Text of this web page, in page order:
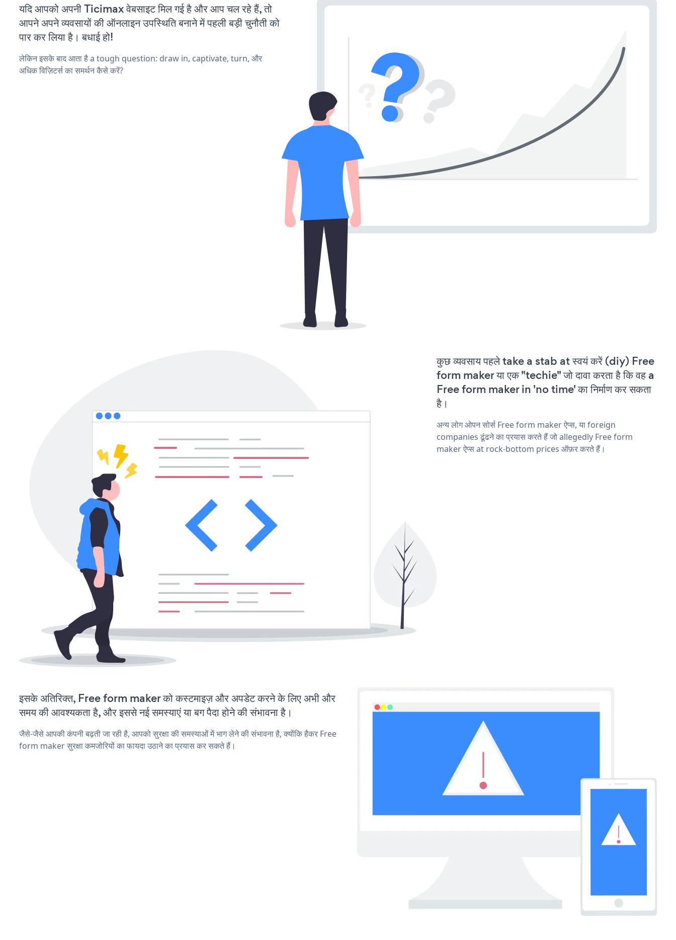
यदि आपको अपनी Ticimax वेबसाइट मिल गई है और आप चल रहे हैं, तो
आपने अपने व्यवसायों की ऑनलाइन उपस्थिति बनाने में पहली बड़ी चुनौती को
पार कर लिया है। बधाई हो!
लेकिन इसके बाद आता है a tough question: draw in, captivate, turn, और
अधिक विज़िटर्स का समर्थन कैसे करें?
कुछ व्यवसाय पहले take a stab at स्वयं करें (diy) Free
form maker या एक "techie" जो दावा करता है कि वह a
Free form maker in 'no time' का निर्माण कर सकता
है।
अन्य लोग ओपन सोर्स Free form maker ऐप्स, या foreign
companies ढूंढने का प्रयास करते हैं जो allegedly Free form
maker ऐप्स at rock-bottom prices ऑफ़र करते हैं।
इसके अतिरिक्त, Free form maker को कस्टमाइज़ और अपडेट करने के लिए अभी और
समय की आवश्यकता है, और इससे नई समस्याएं या बग पैदा होने की संभावना है।
जैसे-जैसे आपकी कंपनी बढ़ती जा रही है, आपको सुरक्षा की समस्याओं में भाग लेने की संभावना है, क्योंकि हैकर Free
form maker सुरक्षा कमजोरियों का फायदा उठाने का प्रयास कर सकते हैं।